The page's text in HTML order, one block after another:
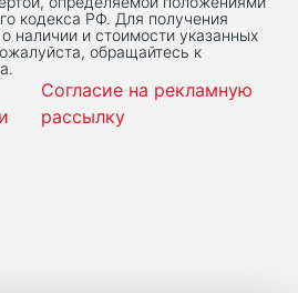
кодекса РФ. Для получения
наличии и стоимости указанных
обращайтесь к
Согласие на рекламную
рассылку